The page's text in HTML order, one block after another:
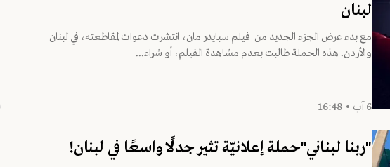
لبنان
مع بدء عرض الجزء الجديد من فيلم سبايدر مان، انتشرت دعوات لمقاطعته، في لبنان
والأردن. هذه الحملة طالبت بعدم مشاهدة الفيلم، أو شراء...
6 آب • 16:48
"ربنا لبناني"حملة إعلانيّة تثير جدلًا واسعًا في لبنان!